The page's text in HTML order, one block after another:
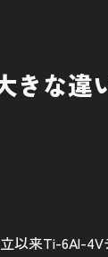
な違
以来Ti-6Al-